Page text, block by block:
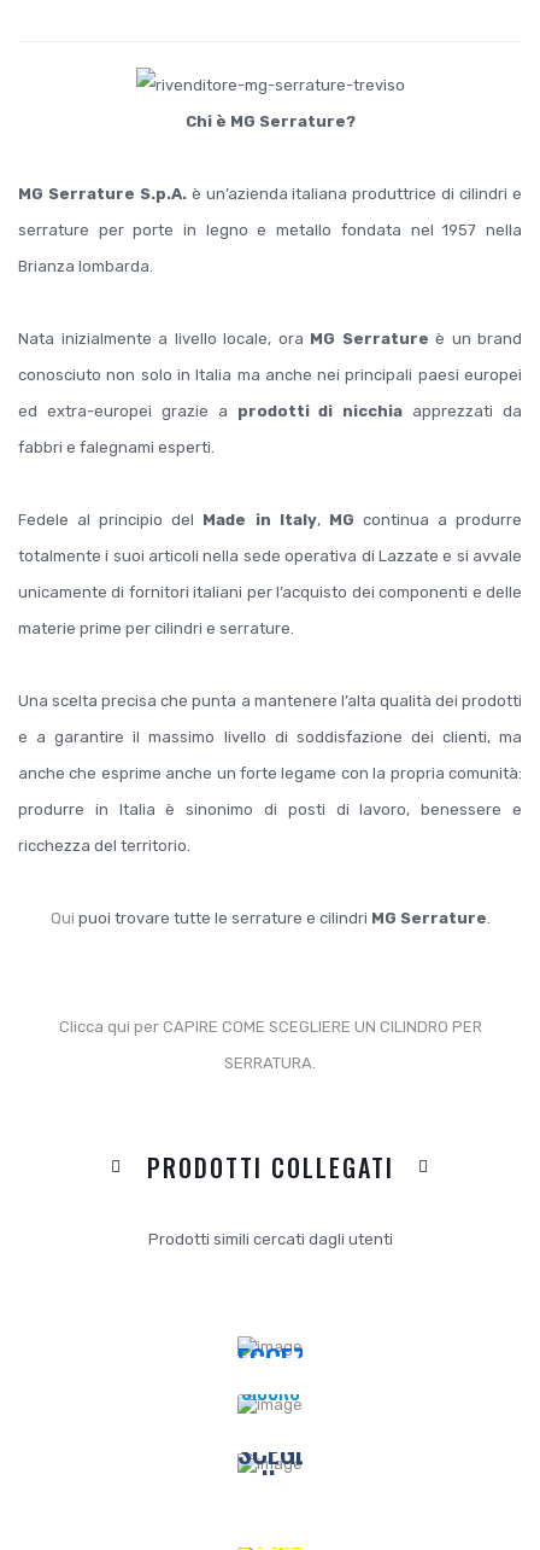
Chi è MG Serrature?
MG Serrature S.p.A. è un’azienda italiana produttrice di cilindri e
serrature per porte in legno e metallo fondata nel 1957 nella
Brianza lombarda.
Nata inizialmente a livello locale, ora MG Serrature è un brand
conosciuto non solo in Italia ma anche nei principali paesi europei
ed extra-europei grazie a prodotti di nicchia apprezzati da
fabbri e falegnami esperti.
Fedele al principio del Made in Italy, MG continua a produrre
totalmente i suoi articoli nella sede operativa di Lazzate e si avvale
unicamente di fornitori italiani per l’acquisto dei componenti e delle
materie prime per cilindri e serrature.
Una scelta precisa che punta a mantenere l’alta qualità dei prodotti
e a garantire il massimo livello di soddisfazione dei clienti, ma
anche che esprime anche un forte legame con la propria comunità:
produrre in Italia è sinonimo di posti di lavoro, benessere e
ricchezza del territorio.
Qui puoi trovare tutte le serrature e cilindri MG Serrature
Clicca qui per CAPIRE COME SCEGLIERE UN CILINDRO PER
SERRATURA.
PRODOTTI COLLEGATI
Prodotti simili cercati dagli utenti
ECCEZIONALE
DATI
SONO
SICURO
PROTETTA
ASSISTENZA
POST
VENDITA
SCEGLI
IL
PREFERITO
REGISTRA
UN
SPEDIZIONI